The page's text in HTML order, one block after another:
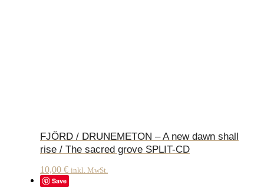
FJÖRD / DRUNEMETON – A new dawn shall
rise / The sacred grove SPLIT-CD
10,00 € inkl. MwSt.
Save